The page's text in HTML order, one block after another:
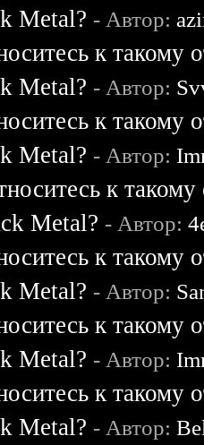
Metal? - Автор:
к такому
Metal? - Автор:
к такому
Metal? - Автор:
к
Metal? - Автор:
к такому
Metal? - Автор:
к такому
Metal? - Автор:
к такому
Metal? - Автор: